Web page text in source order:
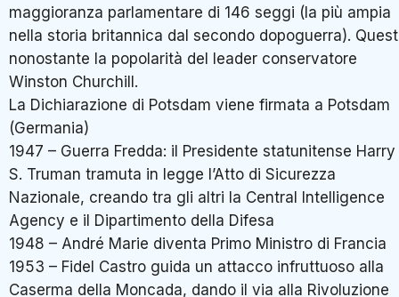
maggioranza parlamentare di 146 seggi (la più ampia
nella storia britannica dal secondo dopoguerra).
nonostante la popolarità del leader conservatore
Winston Churchill.
La Dichiarazione di Potsdam viene firmata a Potsdam
(Germania)
1947 – Guerra Fredda: il Presidente statunitense Harry
S. Truman tramuta in legge l’Atto di Sicurezza
Nazionale, creando tra gli altri la Central Intelligence
Agency e il Dipartimento della Difesa
1948 – André Marie diventa Primo Ministro di Francia
1953 – Fidel Castro guida un attacco infruttuoso alla
Caserma della Moncada, dando il via alla Rivoluzione